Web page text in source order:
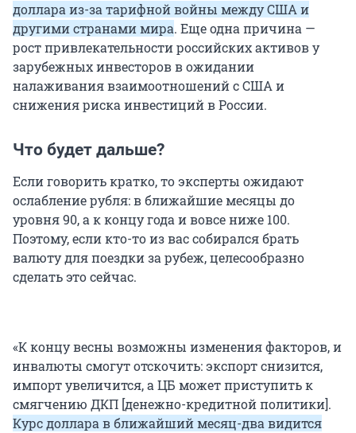
доллара из-за тарифной войны между США и
другими странами мира. Еще одна причина —
рост привлекательности российских активов у
зарубежных инвесторов в ожидании
налаживания взаимоотношений с США и
снижения риска инвестиций в России.
Что будет дальше?
Если говорить кратко, то эксперты ожидают
ослабление рубля: в ближайшие месяцы до
уровня 90, а к концу года и вовсе ниже 100.
Поэтому, если кто-то из вас собирался брать
валюту для поездки за рубеж, целесообразно
сделать это сейчас.
«К концу весны возможны изменения факторов, и
инвалюты смогут отскочить: экспорт снизится,
импорт увеличится, а ЦБ может приступить к
смягчению ДКП [денежно-кредитной политики].
Курс доллара в ближайший месяц-два видится